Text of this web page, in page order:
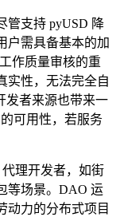
管支持 pyUSD 降
户需具备基本的加
作质量审核的重
性，无法完全自
发者来源也带来一
的可用性，若服务
理开发者，如街
等场景。DAO 运
动力的分布式项目